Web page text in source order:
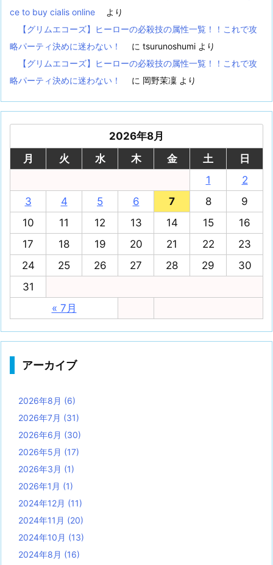
ce to buy cialis online
より
【グリムエコーズ】ヒーローの必殺技の属性一覧！！これで攻
略パーティ決めに迷わない！
に tsurunoshumi より
【グリムエコーズ】ヒーローの必殺技の属性一覧！！これで攻
略パーティ決めに迷わない！
に 岡野茉凜 より
2026年8月
月
火 水 木 金 土 日
« 7月
1
2
3
4 5 6 7 8
9
10
11 12 13 14 15
16
17
18 19 20 21 22
23
24
25 26 27 28 29
30
31
アーカイブ
2026年8月 (6)
2026年7月 (31)
2026年6月 (30)
2026年5月 (17)
2026年3月 (1)
2026年1月 (1)
2024年12月 (11)
2024年11月 (20)
2024年10月 (13)
2024年8月 (16)